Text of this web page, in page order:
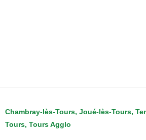
Chambray-lès-Tours, Joué-lès-Tours,
Tours, Tours Agglo